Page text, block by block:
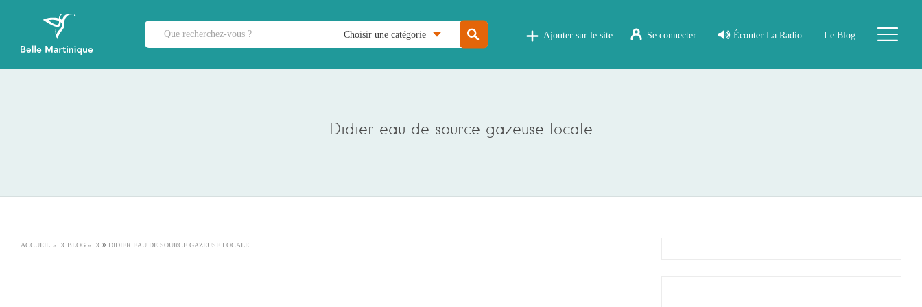
Choisir une catégorie Ajouter sur le site Se connecter Écouter La Radio Le Blog
Didier eau de source gazeuse locale
ACCUEIL » BLOG » » DIDIER EAU DE SOURCE GAZEUSE LOCALE